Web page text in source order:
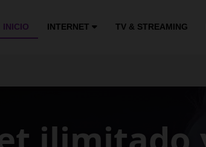
INICIO INTERNET TV & STREAMING
estable y